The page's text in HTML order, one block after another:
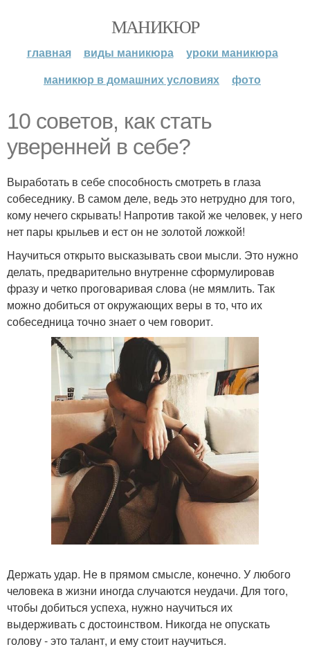
МАНИКЮР
главная виды маникюра
уроки маникюра
маникюр в домашних условиях
фото
10 советов, как стать
уверенней в себе?
Выработать в себе способность смотреть в глаза
собеседнику. В самом деле, ведь это нетрудно для того,
кому нечего скрывать! Напротив такой же человек, у него
нет пары крыльев и ест он не золотой ложкой!
Научиться открыто высказывать свои мысли. Это нужно
делать, предварительно внутренне сформулировав
фразу и четко проговаривая слова (не мямлить. Так
можно добиться от окружающих веры в то, что их
собеседница точно знает о чем говорит.
Держать удар. Не в прямом смысле, конечно. У любого
человека в жизни иногда случаются неудачи. Для того,
чтобы добиться успеха, нужно научиться их
выдерживать с достоинством. Никогда не опускать
голову - это талант, и ему стоит научиться.